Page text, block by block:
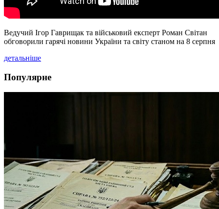
Ведучий Ігор Гаврищак та військовий експерт Роман Світан
обговорили гарячі новини України та світу станом на 8 серпня
детальніше
Популярне